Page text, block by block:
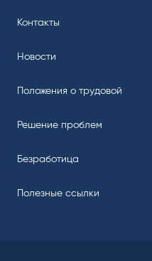
Контакты
Новости
Положения о трудовой
Решение проблем
Безработица
Полезные ссылки